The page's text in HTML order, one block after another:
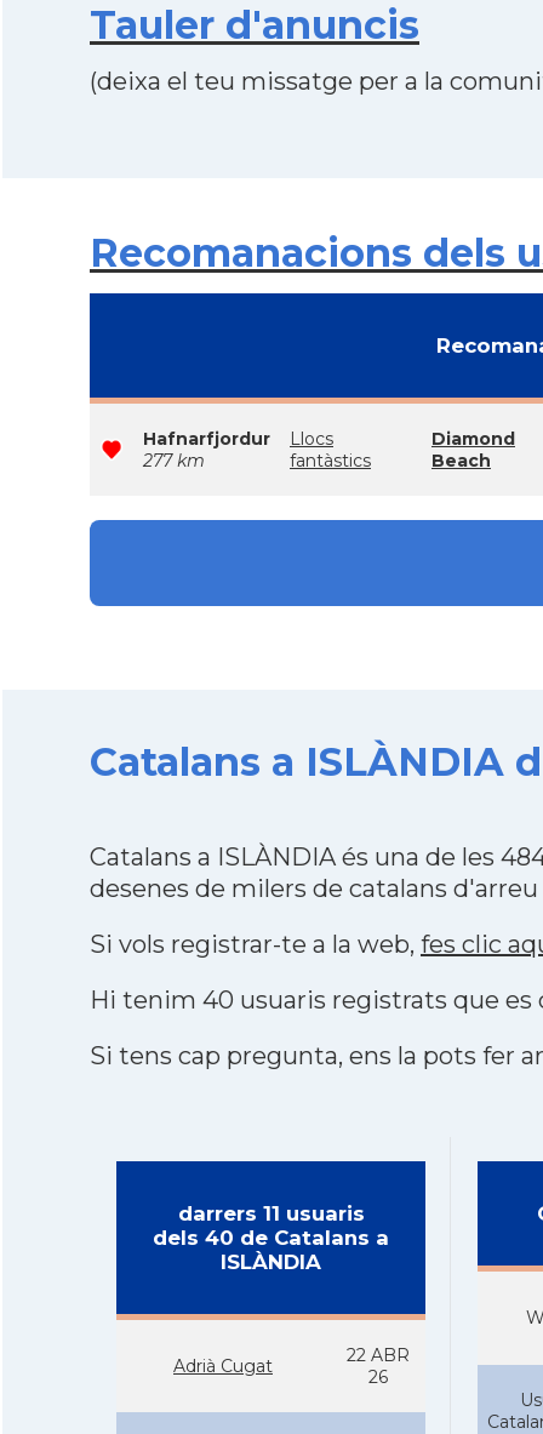
Tauler d'anuncis
(deixa el teu missatge per a la
Recomanacions dels
Hafnarfjordur
277 km
Llocs
fantàstics
Diamond
Beach
Catalans a ISLÀNDIA
Catalans a ISLÀNDIA és una de les
desenes de milers de catalans
Si vols registrar-te a la web, fes clic
Hi tenim 40 usuaris registrats que
Si tens cap pregunta, ens la pots fer
darrers 11 usuaris
dels 40 de Catalans a
ISLÀNDIA
Adrià Cugat
22 ABR
26